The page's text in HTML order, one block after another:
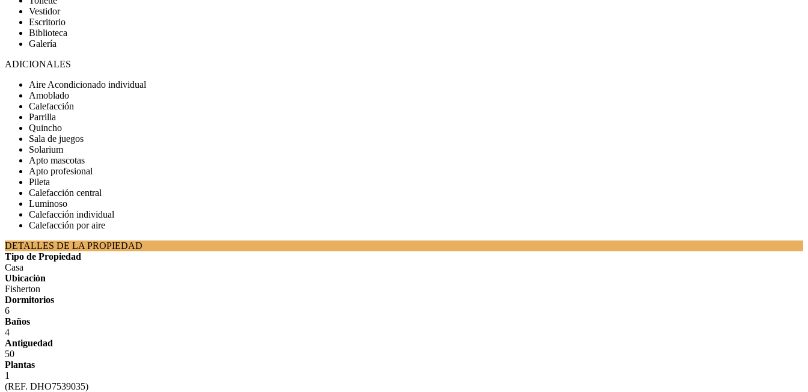
Vestidor
Escritorio
Biblioteca
Galería
ADICIONALES
Aire Acondicionado individual
Amoblado
Calefacción
Parrilla
Quincho
Sala de juegos
Solarium
Apto mascotas
Apto profesional
Pileta
Calefacción central
Luminoso
Calefacción individual
Calefacción por aire
DETALLES DE LA PROPIEDAD
Tipo de Propiedad
Casa
Ubicación
Fisherton
Dormitorios
6
Baños
4
Antiguedad
50
Plantas
1
(REF. DHO7539035)